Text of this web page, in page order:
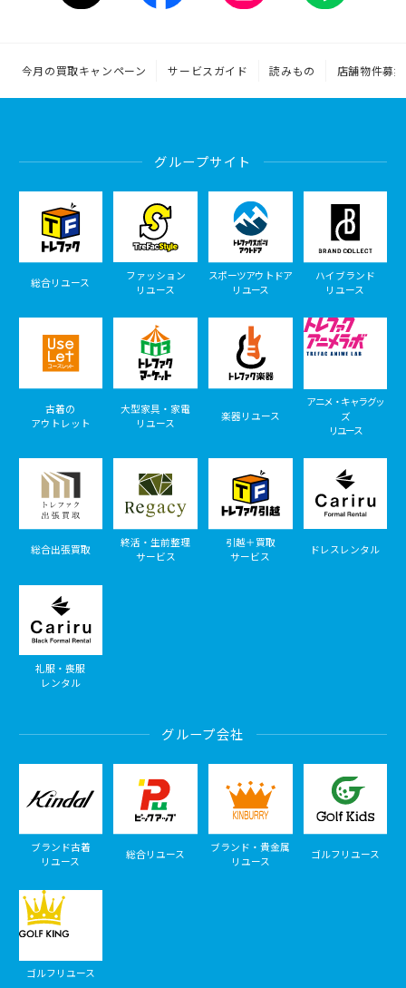
今月の買取キャンペーン サービスガイド 読みもの 店舗物件募集
グループサイト
総合リユース
ファッション
リユース
スポーツアウトドア
リユース
ハイブランド
リユース
古着の
アウトレット
大型家具・家電
リユース
楽器リユース
アニメ・キャラグッ
ズ
リユース
総合出張買取
終活・生前整理
サービス
引越＋買取
サービス
ドレスレンタル
礼服・喪服
レンタル
グループ会社
ブランド古着
リユース
総合リユース
ブランド・貴金属
リユース
ゴルフリユース
ゴルフリユース